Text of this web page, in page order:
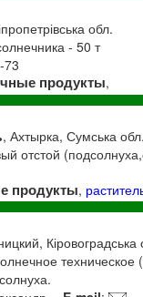
обл.
- 50 т
73
продукты,
, Ахтырка, Сумська обл.
отстой
продукты,
Кіровоградська
техническое